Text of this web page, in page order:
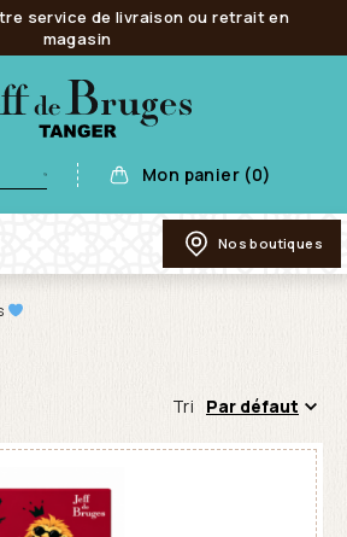
service de livraison ou retrait en
magasin
Mon panier (0)
Nos boutiques
Tri Par défaut